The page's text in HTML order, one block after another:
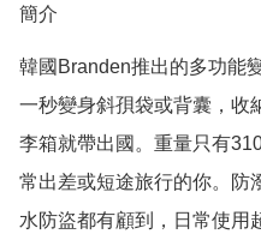
簡介
韓國Branden推出的多功能
一秒變身斜孭袋或背囊，收
李箱就帶出國。重量只有
常出差或短途旅行的你。防
水防盜都有顧到，日常使用